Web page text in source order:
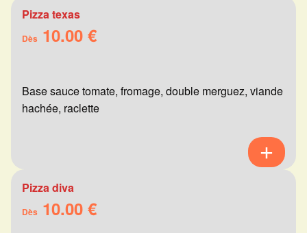
Pizza texas
Dès 10.00 €
Base sauce tomate, fromage, double merguez, viande
hachée, raclette
Pizza diva
Dès 10.00 €